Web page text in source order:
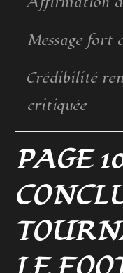
Message fort
Crédibilité
critiquée
PAGE